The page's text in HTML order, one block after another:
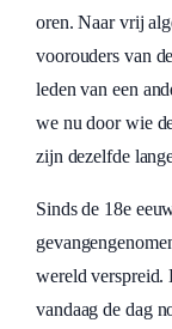
oren. Naar vrij
voorouders van
leden van een
we nu door wie
zijn dezelfde
Sinds de 18e
wereld verspreid.
vandaag de dag